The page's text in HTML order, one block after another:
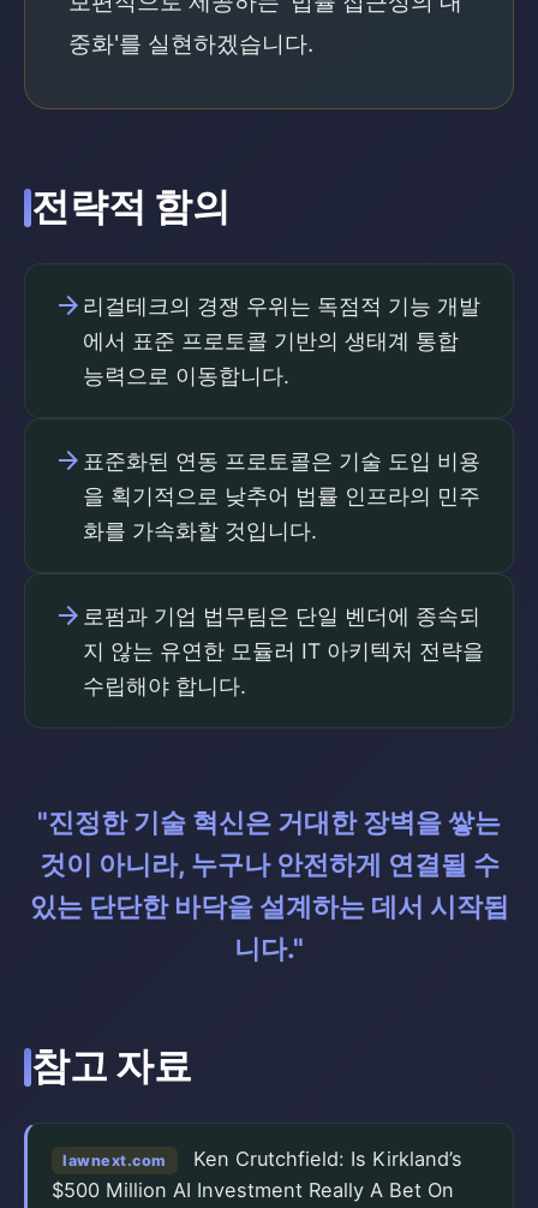
중화'를 실현하겠습니다.
전략적 함의
arrow_forward 리걸테크의 경쟁 우위는 독점적 기능 개발
에서 표준 프로토콜 기반의 생태계 통합
능력으로 이동합니다.
arrow_forward 표준화된 연동 프로토콜은 기술 도입 비용
을 획기적으로 낮추어 법률 인프라의 민주
화를 가속화할 것입니다.
arrow_forward 로펌과 기업 법무팀은 단일 벤더에 종속되
지 않는 유연한 모듈러 IT 아키텍처 전략을
수립해야 합니다.
"진정한 기술 혁신은 거대한 장벽을 쌓는
것이 아니라, 누구나 안전하게 연결될 수
있는 단단한 바닥을 설계하는 데서 시작됩
니다."
참고 자료
lawnext.com
Ken Crutchfield: Is Kirkland’s
$500 Million AI Investment Really A Bet On